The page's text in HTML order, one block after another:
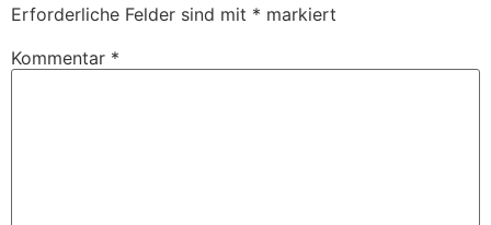
Erforderliche Felder sind mit * markiert
Kommentar *